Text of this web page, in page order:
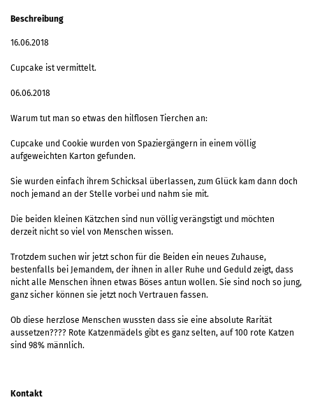
Beschreibung
16.06.2018
Cupcake ist vermittelt.
06.06.2018
Warum tut man so etwas den hilflosen Tierchen an:
Cupcake und Cookie wurden von Spaziergängern in einem völlig
aufgeweichten Karton gefunden.
Sie wurden einfach ihrem Schicksal überlassen, zum Glück kam dann doch
noch jemand an der Stelle vorbei und nahm sie mit.
Die beiden kleinen Kätzchen sind nun völlig verängstigt und möchten
derzeit nicht so viel von Menschen wissen.
Trotzdem suchen wir jetzt schon für die Beiden ein neues Zuhause,
bestenfalls bei Jemandem, der ihnen in aller Ruhe und Geduld zeigt, dass
nicht alle Menschen ihnen etwas Böses antun wollen. Sie sind noch so jung,
ganz sicher können sie jetzt noch Vertrauen fassen.
Ob diese herzlose Menschen wussten dass sie eine absolute Rarität
aussetzen???? Rote Katzenmädels gibt es ganz selten, auf 100 rote Katzen
sind 98% männlich.
Kontakt